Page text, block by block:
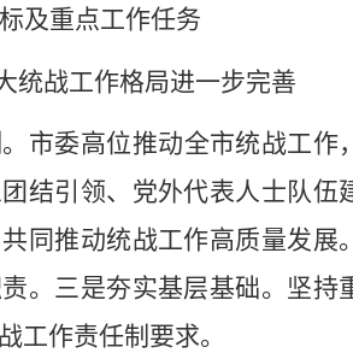
及重点工作任务
统战工作格局进一步完善
市委高位推动全市统战工
结引领、党外代表人士队
同推动统战工作高质量发展
。三是夯实基层基础。坚
工作责任制要求。